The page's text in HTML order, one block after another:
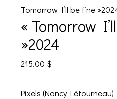
Tomorrow I’ll be fine
« Tomorrow
»2024
215.00 $
Pixels (Nancy Létourneau)